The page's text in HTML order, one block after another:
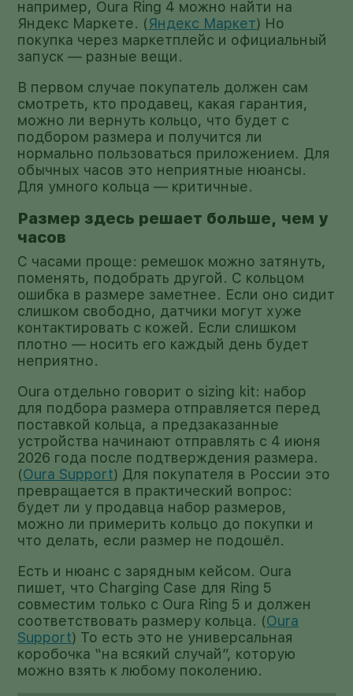
например, Oura Ring 4 можно найти на
Яндекс Маркете. (Яндекс Маркет) Но
покупка через маркетплейс и официальный
запуск — разные вещи.
В первом случае покупатель должен сам
смотреть, кто продавец, какая гарантия,
можно ли вернуть кольцо, что будет с
подбором размера и получится ли
нормально пользоваться приложением. Для
обычных часов это неприятные нюансы.
Для умного кольца — критичные.
Размер здесь решает больше, чем у
часов
С часами проще: ремешок можно затянуть,
поменять, подобрать другой. С кольцом
ошибка в размере заметнее. Если оно сидит
слишком свободно, датчики могут хуже
контактировать с кожей. Если слишком
плотно — носить его каждый день будет
неприятно.
Oura отдельно говорит о sizing kit: набор
для подбора размера отправляется перед
поставкой кольца, а предзаказанные
устройства начинают отправлять с 4 июня
2026 года после подтверждения размера.
(Oura Support) Для покупателя в России это
превращается в практический вопрос:
будет ли у продавца набор размеров,
можно ли примерить кольцо до покупки и
что делать, если размер не подошёл.
Есть и нюанс с зарядным кейсом. Oura
пишет, что Charging Case для Ring 5
совместим только с Oura Ring 5 и должен
соответствовать размеру кольца. (Oura
Support) То есть это не универсальная
коробочка “на всякий случай”, которую
можно взять к любому поколению.